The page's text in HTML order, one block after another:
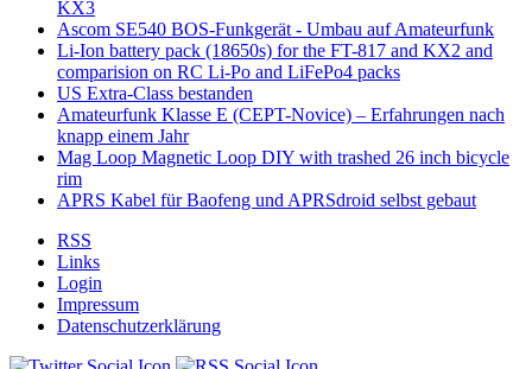
KX3
Ascom SE540 BOS-Funkgerät - Umbau auf Amateurfunk
Li-Ion battery pack (18650s) for the FT-817 and KX2 and
comparision on RC Li-Po and LiFePo4 packs
US Extra-Class bestanden
Amateurfunk Klasse E (CEPT-Novice) – Erfahrungen nach
knapp einem Jahr
Mag Loop Magnetic Loop DIY with trashed 26 inch bicycle
rim
APRS Kabel für Baofeng und APRSdroid selbst gebaut
RSS
Links
Login
Impressum
Datenschutzerklärung